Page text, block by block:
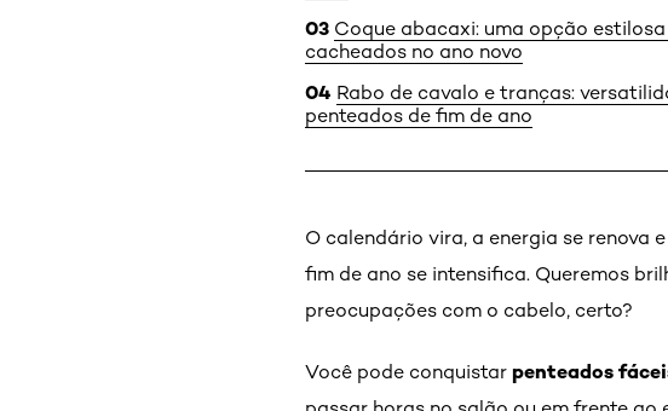
Coque abacaxi: uma opção
cacheados no ano novo
Rabo de cavalo e tranças:
penteados de fim de ano
O calendário vira, a energia se renova
fim de ano se intensifica. Queremos
preocupações com o cabelo, certo?
Você pode conquistar penteados